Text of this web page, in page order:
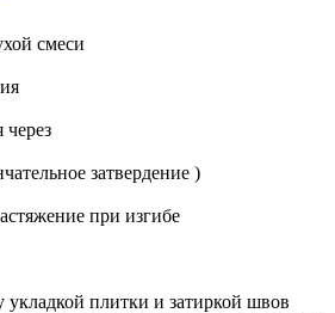
смеси
затвердение )
при изгибе
плитки и затиркой швов